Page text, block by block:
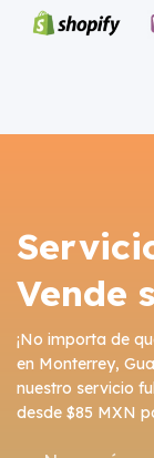
Vende
¡No importa de
en Monterrey,
nuestro servicio
desde $85 MXN